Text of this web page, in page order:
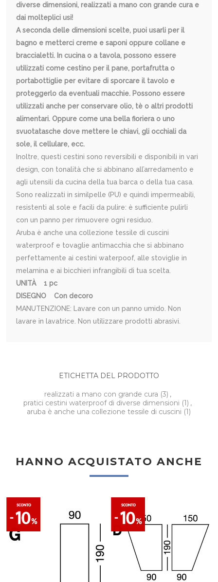
diverse dimensioni, realizzati a mano con grande cura e
dai molteplici usi!
A seconda delle dimensioni scelte, puoi usarli per il
bagno e metterci creme e saponi oppure collane e
braccialetti. In cucina o a tavola, possono essere
utilizzati come cestino per il pane, portafrutta o
portabottiglie per evitare di sporcare il tavolo e
proteggerlo da eventuali macchie. Possono essere
utilizzati anche per conservare olio, tè o altri prodotti
alimentari. Oppure come una bella fioriera o uno
svuotatasche dove mettere le chiavi, gli occhiali da
sole, il cellulare, ecc.
Inoltre, questi cestini sono reversibili e disponibili in vari
design, con tonalità che si abbinano all’arredamento e
agli utensili da cucina della tua barca o della tua casa.
Sono realizzati in similpelle (PU) e quindi impermeabili,
resistenti al sole e facili da pulire: è sufficiente pulirli
con un panno per rimuovere ogni residuo.
Aruba è anche una collezione tessile di cuscini
waterproof e tovaglie antimacchia che si abbinano
perfettamente ai cestini waterpoof, alle stoviglie in
melamina e ai bicchieri infrangibili di tua scelta.
UNITÀ 1 pc
DISEGNO Con decoro
MANUTENZIONE: Lavare con un panno umido. Non
lavare in lavatrice. Non utilizzare prodotti abrasivi.
ETICHETTA DEL PRODOTTO
realizzati a mano con grande cura (3) ,
pratici cestini waterproof di diverse dimensioni (1) ,
aruba è anche una collezione tessile di cuscini (1)
HANNO ACQUISTATO ANCHE